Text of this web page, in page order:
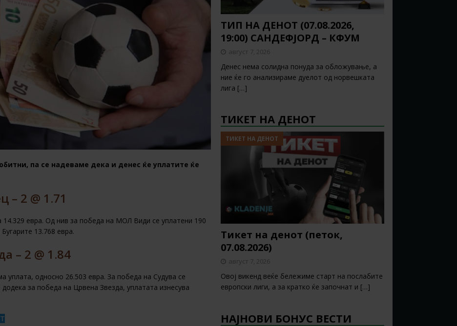
па се надеваме дека и денес ќе уплатите ќе
2 @ 1.71
14.329 евра. Од нив за победа на МОЛ Види се уплатени 190
13.768 евра.
– 2 @ 1.84
уплата, односно 26.503 евра. За победа на Судува се
за победа на Црвена Звезда, уплатата изнесува
ТИП НА ДЕНОТ (07.08.2026,
19:00) САНДЕФЈОРД – КФУМ
август 7, 2026
Денес нема солидна понуда за обложување, а
ние ќе го анализираме дуелот од норвешката
лига […]
ТИКЕТ НА ДЕНОТ
ТИКЕТ НА ДЕНОТ
Тикет на денот (петок,
07.08.2026)
август 7, 2026
Овој викенд веќе бележиме старт на послабите
европски лиги, а за кратко ќе започнат и […]
НАЈНОВИ БОНУС ВЕСТИ